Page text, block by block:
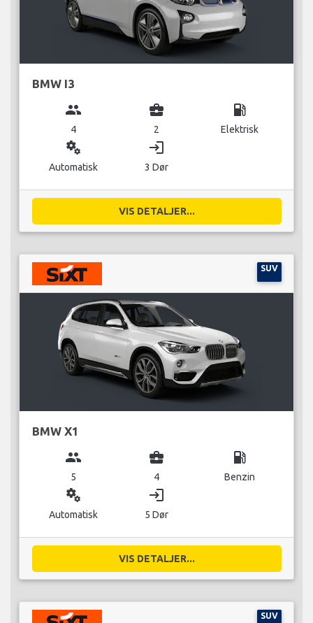
BMW I3
group
4
business_center
2
local_gas_station
Elektrisk
miscellaneous_services
Automatisk
login
3 Dør
VIS DETALJER...
SUV
BMW X1
group
5
business_center
4
local_gas_station
Benzin
miscellaneous_services
Automatisk
login
5 Dør
VIS DETALJER...
SUV